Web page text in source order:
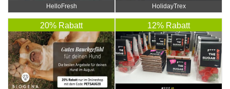
HelloFresh HolidayTrex
20% Rabatt 12% Rabatt